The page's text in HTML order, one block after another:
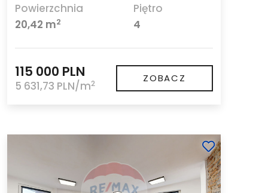
Powierzchnia
20,42 m2
Piętro
4
115 000 PLN
5 631,73 PLN/m2 ZOBACZ